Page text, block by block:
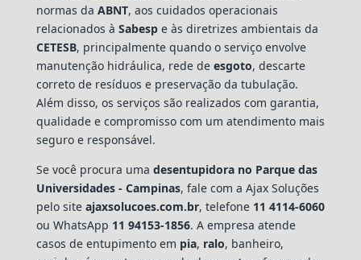
normas da ABNT, aos cuidados operacionais
relacionados à Sabespe às diretrizes ambientais da
CETESB, principalmente quando o serviço envolve
manutenção hidráulica, rede de esgoto, descarte
correto de resíduos e preservação da tubulação.
Além disso, os serviços são realizados com garantia,
qualidade e compromisso com um atendimento mais
seguro e responsável.
Se você procura uma desentupidora no Parque das
Universidades - Campinas, fale com a Ajax Soluções
pelo site ajaxsolucoes.com.br, telefone 11 4114-6060
ou WhatsApp 11 94153-1856. A empresa atende
casos de entupimento em pia, ralo, banheiro,